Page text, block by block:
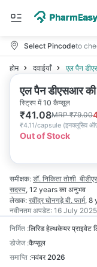
Select Pincodeto
होम दवाईयाँ एल पैन
एल पैन डीएसआर
स्ट्रिप में 10 कैप्सूल
₹41.08MRP₹79.00
₹4.11/capsule (इनक्लूसिव
Out of Stock
समीक्षक: डॉ. निकिता तोशी
सदस्य, 12 years का अनुभव
लेखक: रवींद्र घोनगड़े बी. फार्म, 8
नवीनतम अपडेट: 16 July
निर्मित :लिरिड हेल्थकेयर प्राइवेट
डोजेज :कैप्सूल
समाप्ति :नवंबर 2026